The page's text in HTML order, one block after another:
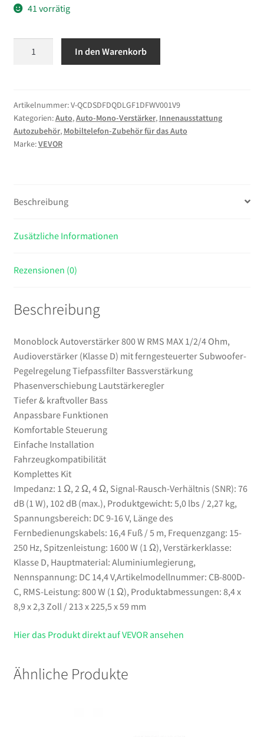
41 vorrätig
W
RMS
MAX
1/2/4
D)
ferngesteuerter
Pegelregelung
Phasenverschiebung
Menge
In den Warenkorb
Artikelnummer:V-QCDSDFDQDLGF1DFWV001V9
Kategorien:Auto,Auto-Mono-Verstärker, Innenausstattung
Autozubehör, Mobiltelefon-Zubehör für das Auto
Marke:VEVOR
Beschreibung
Zusätzliche Informationen
Rezensionen (0)
Beschreibung
Monoblock Autoverstärker 800 W RMS MAX 1/2/4 Ohm,
Audioverstärker (Klasse D) mit ferngesteuerter Subwoofer-
Pegelregelung Tiefpassfilter Bassverstärkung
Phasenverschiebung Lautstärkeregler
Tiefer & kraftvoller Bass
Anpassbare Funktionen
Komfortable Steuerung
Einfache Installation
Fahrzeugkompatibilität
Komplettes Kit
Impedanz: 1 Ω, 2 Ω, 4 Ω, Signal-Rausch-Verhältnis (SNR): 76
dB (1 W), 102 dB (max.), Produktgewicht: 5,0 lbs / 2,27 kg,
Spannungsbereich: DC 9-16 V, Länge des
Fernbedienungskabels: 16,4 Fuß / 5 m, Frequenzgang: 15-
250 Hz, Spitzenleistung: 1600 W (1 Ω), Verstärkerklasse:
Klasse D, Hauptmaterial: Aluminiumlegierung,
Nennspannung: DC 14,4 V,Artikelmodellnummer: CB-800D-
C, RMS-Leistung: 800 W (1 Ω), Produktabmessungen: 8,4 x
8,9 x 2,3 Zoll / 213 x 225,5 x 59 mm
Hier das Produkt direkt auf VEVOR ansehen
Ähnliche Produkte